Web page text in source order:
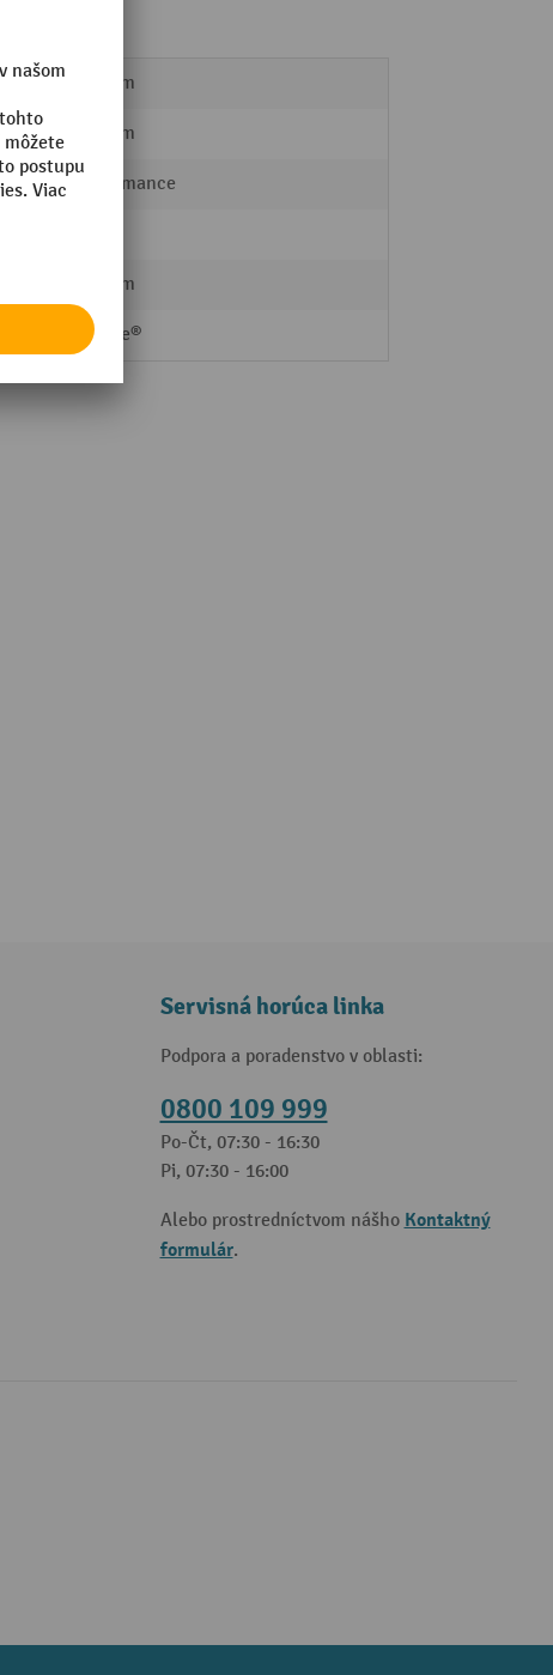
200 mm
200 mm
Performance
245 mm
Ameise®
Servisná horúca linka
Podpora a poradenstvo v oblasti:
0800 109 999
Po-Čt, 07:30 - 16:30
Pi, 07:30 - 16:00
Alebo prostredníctvom nášho Kontaktný
formulár.